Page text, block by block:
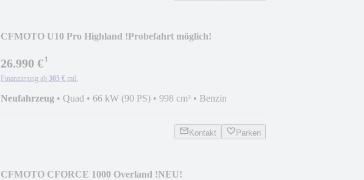
CFMOTO U10 Pro Highland !Probefahrt möglich!
26.990 €¹
Finanzierung ab 305 € mtl.
Neufahrzeug • Quad • 66 kW (90 PS) • 998 cm³ • Benzin
Kontakt Parken
CFMOTO CFORCE 1000 Overland !NEU!